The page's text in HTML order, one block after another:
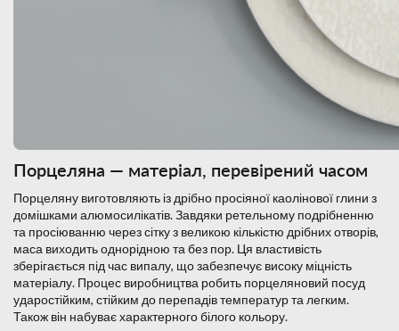
Порцеляна — матеріал, перевірений часом
Порцеляну виготовляють із дрібно просіяної каолінової глини з
домішками алюмосилікатів. Завдяки ретельному подрібненню
та просіюванню через сітку з великою кількістю дрібних отворів,
маса виходить однорідною та без пор. Ця властивість
зберігається під час випалу, що забезпечує високу міцність
матеріалу. Процес виробництва робить порцеляновий посуд
ударостійким, стійким до перепадів температур та легким.
Також він набуває характерного білого кольору.